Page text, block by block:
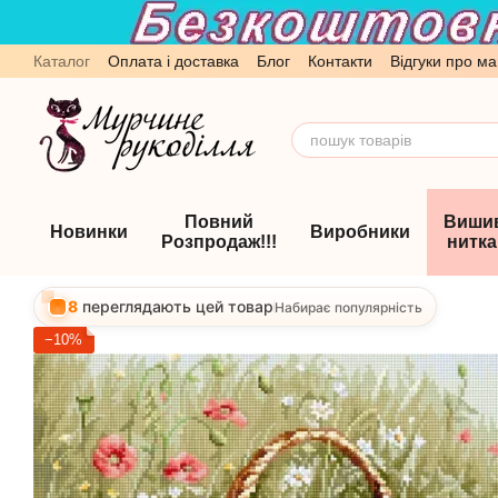
Перейти до основного контенту
Каталог Оплата і доставка Блог Контакти
Відгуки про
Обмін та повернення
Угода користувача
Новинки
Повний
Розпродаж!!!
Виробники
8 переглядають цей товарНабирає популярність
−10%